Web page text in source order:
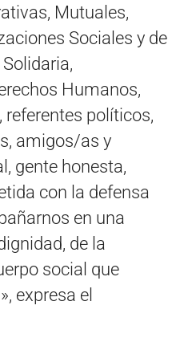
Mutuales,
Sociales y de
Humanos,
referentes políticos,
amigos/as y
gente honesta,
con la defensa
en una
de la
social que
expresa el